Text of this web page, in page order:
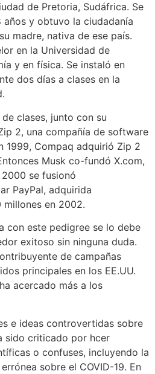
de Pretoria, Sudáfrica. Se
años y obtuvo la ciudadanía
madre, nativa de ese país.
en la Universidad de
y en física. Se instaló en
dos días a clases en la
.
clases, junto con su
2, una compañía de software
1999, Compaq adquirió Zip 2
Musk co-fundó X.com,
se fusionó
PayPal, adquirida
millones en 2002.
con este pedigree se lo debe
exitoso sin ninguna duda.
de campañas
principales en los EE.UU.
acercado más a los
e ideas controvertidas sobre
sido criticado por hcer
o confuses, incluyendo la
sobre el COVID-19. En